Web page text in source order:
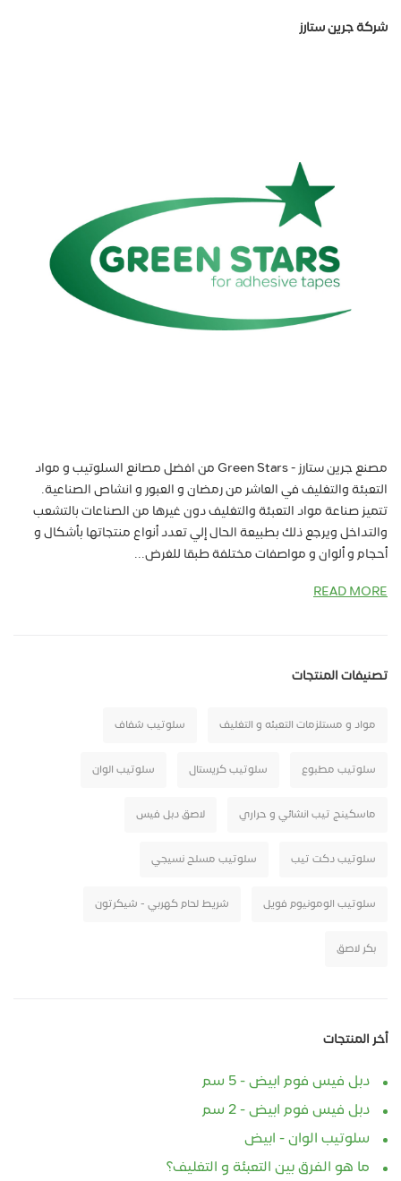
شركة جرين ستارز
مصنع جرين ستارز - Green Stars من افضل مصانع السلوتيب و مواد
التعبئة والتغليف في العاشر من رمضان و العبور و انشاص الصناعية.
تتميز صناعة مواد التعبئة والتغليف دون غيرها من الصناعات بالتشعب
والتداخل ويرجع ذلك بطبيعة الحال إلي تعدد أنواع منتجاتها بأشكال و
أحجام و ألوان و مواصفات مختلفة طبقا للغرض...
READ MORE
تصنيفات المنتجات
مواد و مستلزمات التعبئه و التغليف سلوتيب شفاف
سلوتيب مطبوع سلوتيب كريستال سلوتيب الوان
ماسكينج تيب انشائي و حراري لاصق دبل فيس
سلوتيب دكت تيب سلوتيب مسلح نسيجي
سلوتيب الومونيوم فويل شريط لحام كهربي - شيكرتون
بكر لاصق
أخر المنتجات
دبل فيس فوم ابيض - 5 سم
دبل فيس فوم ابيض - 2 سم
سلوتيب الوان - ابيض
ما هو الفرق بين التعبئة و التغليف؟